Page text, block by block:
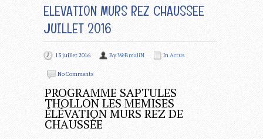
ELEVATION MURS REZ CHAUSSEE
JUILLET 2016
13 juillet 2016 ByWeBmaliN InActus
No Comments
PROGRAMME SAPTULES
THOLLON LES MEMISES
ÉLÉVATION MURS REZ DE
CHAUSSÉE